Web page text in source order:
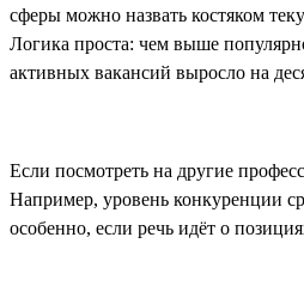
сферы можно назвать костяком
Логика проста: чем выше
активных вакансий выросло на
Если посмотреть на другие
Например, уровень конкуренции
особенно, если речь идёт о